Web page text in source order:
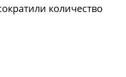
количество